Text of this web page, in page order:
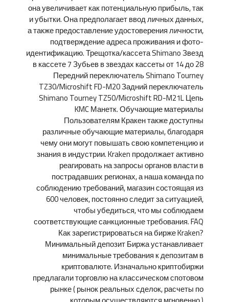
она увеличивает как потенциальную прибыль, так
и убытки. Она предполагает ввод личных данных,
а также предоставление удостоверения личности,
подтверждение адреса проживания и фото-
идентификацию. Трещотка/кассета Shimano Звезд
в кассете 7 Зубьев в звездах кассеты от 14 до 28
Передний переключатель Shimano Tourney
TZ30/Microshift FD-M20 Задний переключатель
Shimano Tourney TZ50/Microshift RD-M21L Цепь
KMC Манетк. Обучающие материалы
Пользователям Кракен также доступны
различные обучающие материалы, благодаря
чему они могут повышать свою компетенцию и
знания в индустрии. Kraken продолжает активно
реагировать на запросы органов власти в
пострадавших регионах, а наша команда по
соблюдению требований, магазин состоящая из
600 человек, постоянно следит за ситуацией,
чтобы убедиться, что мы соблюдаем
соответствующие санкционные требования. FAQ
Как зарегистрироваться на бирже Kraken?
Минимальный депозит Биржа устанавливает
минимальные требования к депозитам в
криптовалюте. Изначально криптобиржи
предлагали торговлю на классическом спотовом
рынке ( рынок реальных сделок, расчеты по